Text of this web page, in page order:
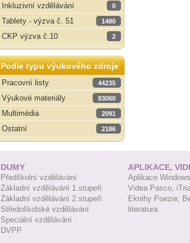
Inkluzivní vzdělávání 0
Tablety - výzva č. 51 1480
CKP výzva č.10 2
Podle typu výukového zdroje
Pracovní listy
44235
Výukové materiály 93060
Multimédia 2091
Ostatní 2186
DUMY
Předškolní vzdělávání
Základní vzdělávání 1.stupeň
Základní vzdělávání 2.stupeň
Středoškolské vzdělávání
Speciální vzdělávání
DVPP
APLIKACE,
Aplikace
Videa Pasco,
Eknihy Poezie,
literatura